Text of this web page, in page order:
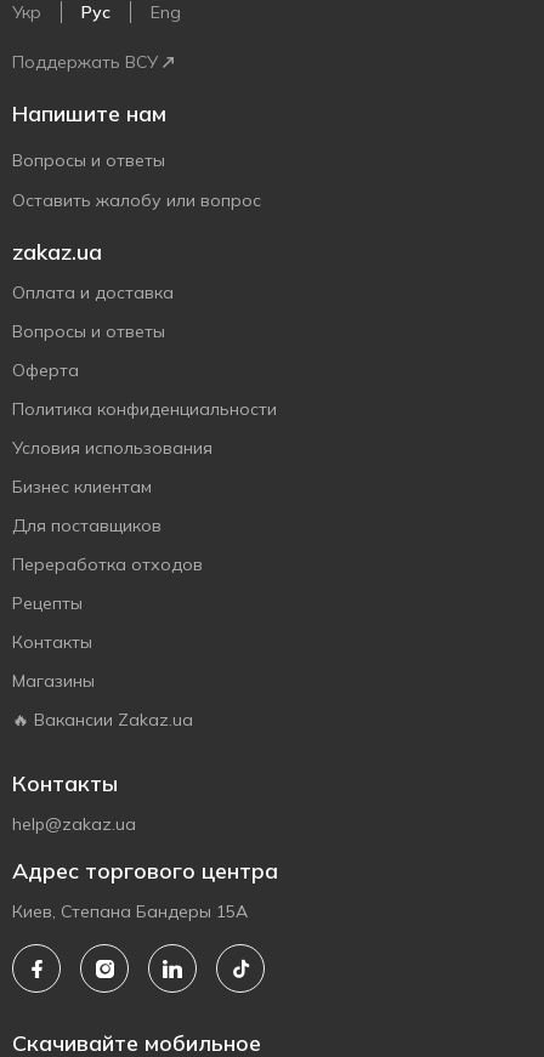
Укр Рус Eng
Поддержать ВСУ
Напишите нам
Вопросы и ответы
Оставить жалобу или вопрос
zakaz.ua
Оплата и доставка
Вопросы и ответы
Оферта
Политика конфиденциальности
Условия использования
Бизнес клиентам
Для поставщиков
Переработка отходов
Рецепты
Контакты
Магазины
🔥 Вакансии Zakaz.ua
Контакты
help@zakaz.ua
Адрес торгового центра
Киев, Степана Бандеры 15А
Скачивайте мобильное